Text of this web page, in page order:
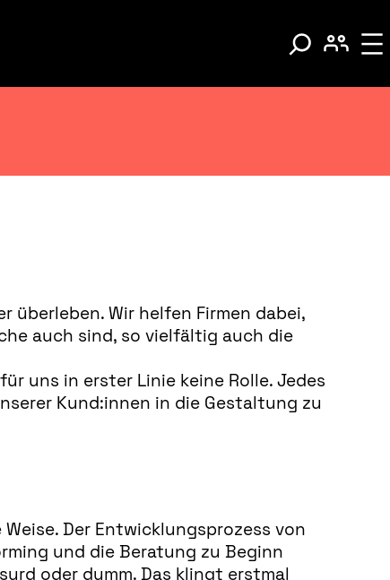
überleben. Wir helfen Firmen dabei,
auch sind, so vielfältig auch die
uns in erster Linie keine Rolle. Jedes
Kund:innen in die Gestaltung zu
Der Entwicklungsprozess von
und die Beratung zu Beginn
oder dumm. Das klingt erstmal